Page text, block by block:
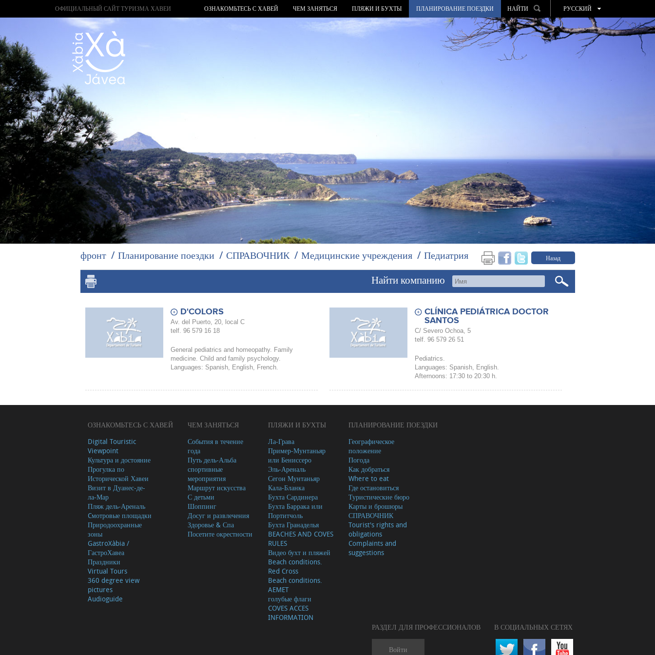
ОФИЦИАЛЬНЫЙ САЙТ ТУРИЗМА ХАВЕИ ОЗНАКОМЬТЕСЬ С ХАВЕЙ ЧЕМ ЗАНЯТЬСЯ ПЛЯЖИ И БУХТЫ ПЛАНИРОВАНИЕ ПОЕЗДКИ НАЙТИ
РУССКИЙ
ESPAÑOL
VALENCIÀ
ENGLISH
фронт Планирование поездки СПРАВОЧНИК Медицинские учреждения Педиатрия Назад
Найти компанию
D'COLORS
Av. del Puerto, 20, local C
telf. 96 579 16 18
General pediatrics and homeopathy. Family
medicine. Child and family psychology.
Languages: Spanish, English, French.
CLÍNICA PEDIÁTRICA DOCTOR
SANTOS
C/ Severo Ochoa, 5
telf. 96 579 26 51
Pediatrics.
Languages: Spanish, English.
Afternoons: 17:30 to 20:30 h.
ОЗНАКОМЬТЕСЬ С ХАВЕЙ
Digital Touristic
Viewpoint
Культура и достояние
Прогулка по
Исторической Хавеи
Визит в Дуанес-де-
ла-Мар
Пляж дель-Ареналь
Cмотровые площадки
Природоохранные
зоны
GastroXàbia /
ГастроХавеа
Праздники
Virtual Tours
360 degree view
pictures
Audioguide
ЧЕМ ЗАНЯТЬСЯ
События в течение
года
Путь дель-Альба
спортивные
мероприятия
Маршрут искусства
С детьми
Шоппинг
Досуг и развлечения
Здоровье & Спа
Посетите окрестности
ПЛЯЖИ И БУХТЫ
Ла-Грава
Пример-Мунтаньяр
или Бениссеро
Эль-Ареналь
Сегон Мунтаньяр
Кала-Бланка
Бухта Сардинера
Бухта Баррака или
Портитчоль
Бухта Гранаделья
BEACHES AND COVES
RULES
Видео бухт и пляжей
Beach conditions.
Red Cross
Beach conditions.
AEMET
голубые флаги
COVES ACCES
INFORMATION
ПЛАНИРОВАНИЕ ПОЕЗДКИ
Географическое
положение
Погода
Как добраться
Where to eat
Где остановиться
Туристические бюро
Карты и брошюры
СПРАВОЧНИК
Tourist's rights and
obligations
Complaints and
suggestions
РАЗДЕЛ ДЛЯ ПРОФЕССИОНАЛОВ
Войти
В СОЦИАЛЬНЫХ СЕТЯХ